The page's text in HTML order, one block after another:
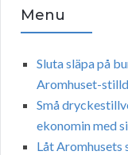
Menu
Sluta släpa på
Aromhuset-
Små
ekonomin med
Låt Aromhusets